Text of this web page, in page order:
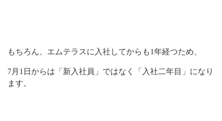
もちろん、エムテラスに入社してからも1年経つため、
7月1日からは「新入社員」ではなく「入社二年目」になり
ます。